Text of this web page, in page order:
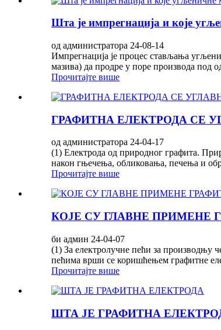
Шта је импрегнација и које
од администратора 24-08-14
Импрегнација је процес стављања
мазива) да продре у поре производа под
Прочитајте више
ГРАФИТНА ЕЛЕКТРОДА СЕ
од администратора 24-04-17
(1) Електрода од природног графита.
након гњечења, обликовања, печења и
Прочитајте више
КОЈЕ СУ ГЛАВНЕ ПРИМЕНЕ
би админ 24-04-07
(1) За електролучне пећи за производњу
пећима врши се коришћењем графитне
Прочитајте више
ШТА ЈЕ ГРАФИТНА